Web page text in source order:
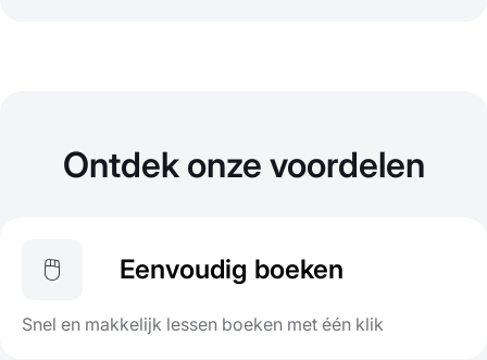
Ontdek onze voordelen
🖱️ Eenvoudig boeken
Snel en makkelijk lessen boeken met één klik